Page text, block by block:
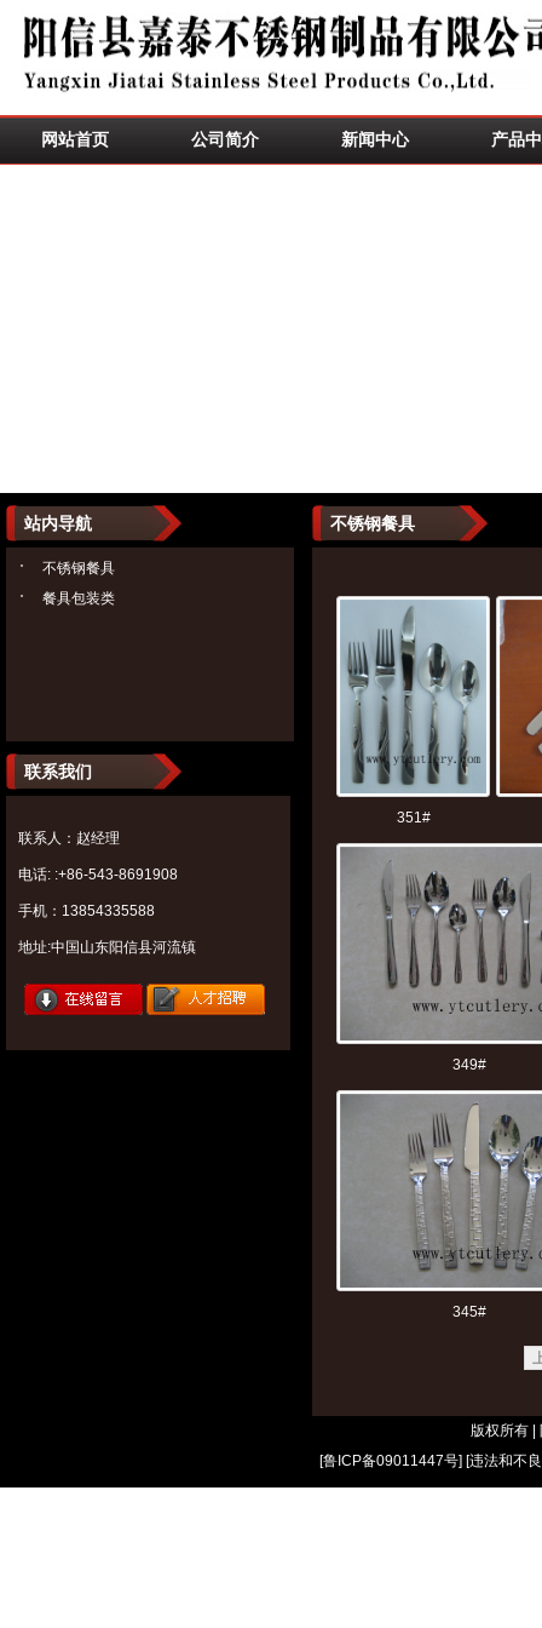
网站首页 公司简介 新闻中心 产品
不锈钢餐具
351#
349#
345#
站内导航
不锈钢餐具
餐具包装类
联系我们
联系人：赵经理
电话: :+86-543-8691908
手机：13854335588
地址:中国山东阳信县河流镇
版权所有 |
[鲁ICP备09011447号] [违法和不